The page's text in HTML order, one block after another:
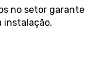
no setor garante
instalação.